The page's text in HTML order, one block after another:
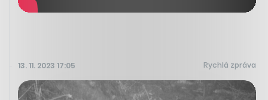
13. 11. 2023 17:05 Rychlá zpráva